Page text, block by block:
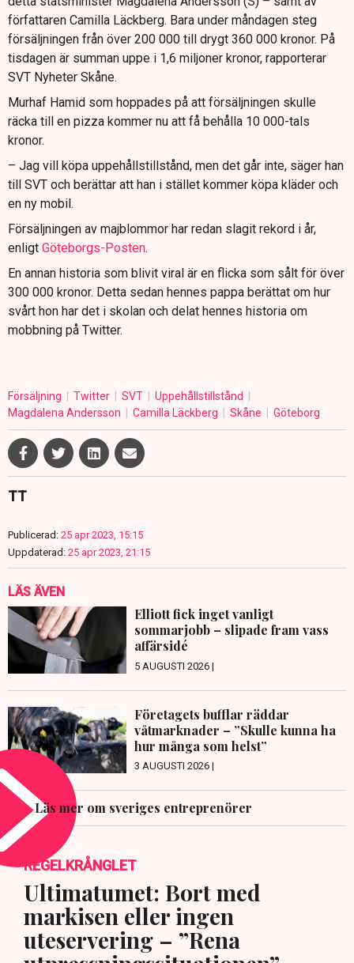
författaren Camilla Läckberg. Bara under måndagen steg
försäljningen från över 200 000 till drygt 360 000 kronor. På
tisdagen är summan uppe i 1,6 miljoner kronor, rapporterar
SVT Nyheter Skåne.
Murhaf Hamid som hoppades på att försäljningen skulle
räcka till en pizza kommer nu att få behålla 10 000-tals
kronor.
– Jag vill köpa uppehållstillstånd, men det går inte, säger han
till SVT och berättar att han i stället kommer köpa kläder och
en ny mobil.
Försäljningen av majblommor har redan slagit rekord i år,
enligt Göteborgs-Posten.
En annan historia som blivit viral är en flicka som sålt för över
300 000 kronor. Detta sedan hennes pappa berättat om hur
svårt hon har det i skolan och delat hennes historia om
mobbning på Twitter.
Försäljning Twitter SVT
Uppehållstillstånd
Magdalena Andersson
Camilla Läckberg Skåne Göteborg
TT
Publicerad: 25 apr 2023, 15:15
Uppdaterad: 25 apr 2023, 21:15
LÄS ÄVEN
Elliott fick inget vanligt
sommarjobb – slipade fram vass
affärsidé
5 AUGUSTI 2026 |
Företagets bufflar räddar
våtmarknader – ”Skulle kunna ha
hur många som helst”
3 AUGUSTI 2026 |
Läs mer om sveriges entreprenörer
REGELKRÅNGLET
Ultimatumet: Bort med
markisen eller ingen
uteservering – ”Rena